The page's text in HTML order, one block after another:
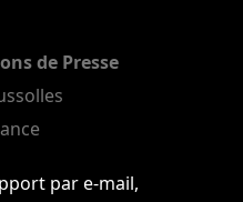
de Presse
par e-mail,